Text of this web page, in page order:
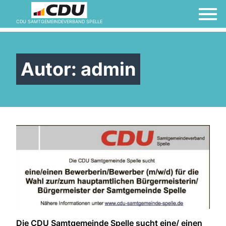
CDU SAMTGEMEINDEVERBAND SPELLE
Autor: admin
Die CDU Samtgemeinde Spelle sucht eine/ einen